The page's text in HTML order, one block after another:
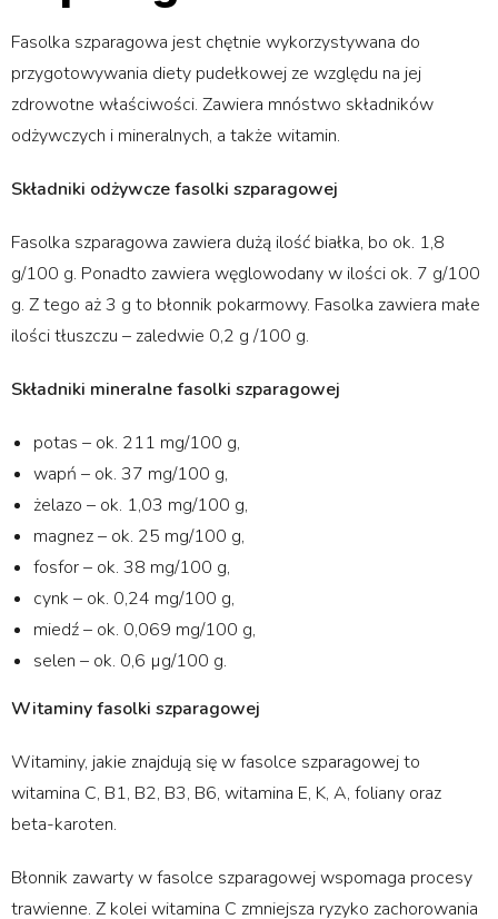
Fasolka szparagowa jest chętnie wykorzystywana do
przygotowywania diety pudełkowej ze względu na jej
zdrowotne właściwości. Zawiera mnóstwo składników
odżywczych i mineralnych, a także witamin.
Składniki odżywcze fasolki szparagowej
Fasolka szparagowa zawiera dużą ilość białka, bo ok. 1,8
g/100 g. Ponadto zawiera węglowodany w ilości ok. 7 g/100
g. Z tego aż 3 g to błonnik pokarmowy. Fasolka zawiera małe
ilości tłuszczu – zaledwie 0,2 g /100 g.
Składniki mineralne fasolki szparagowej
potas – ok. 211 mg/100 g,
wapń – ok. 37 mg/100 g,
żelazo – ok. 1,03 mg/100 g,
magnez – ok. 25 mg/100 g,
fosfor – ok. 38 mg/100 g,
cynk – ok. 0,24 mg/100 g,
miedź – ok. 0,069 mg/100 g,
selen – ok. 0,6 µg/100 g.
Witaminy fasolki szparagowej
Witaminy, jakie znajdują się w fasolce szparagowej to
witamina C, B1, B2, B3, B6, witamina E, K, A, foliany oraz
beta-karoten.
Błonnik zawarty w fasolce szparagowej wspomaga procesy
trawienne. Z kolei witamina C zmniejsza ryzyko zachorowania